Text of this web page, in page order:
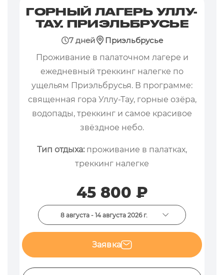
ГОРНЫЙ ЛАГЕРЬ УЛЛУ-
ТАУ. ПРИЭЛЬБРУСЬЕ
7 дней
Приэльбрусье
Проживание в палаточном лагере и
ежедневный треккинг налегке по
ущельям Приэльбрусья. В программе:
священная гора Уллу-Тау, горные озёра,
водопады, треккинг и самое красивое
звёздное небо.
Тип отдыха: проживание в палатках,
треккинг налегке
45 800 ₽
8 августа - 14 августа 2026 г.
Заявка